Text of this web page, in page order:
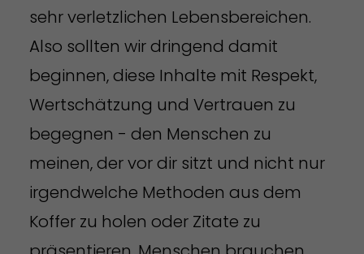
sehr verletzlichen Lebensbereichen.
Also sollten wir dringend damit
beginnen, diese Inhalte mit Respekt,
Wertschätzung und Vertrauen zu
begegnen - den Menschen zu
meinen, der vor dir sitzt und nicht nur
irgendwelche Methoden aus dem
Koffer zu holen oder Zitate zu